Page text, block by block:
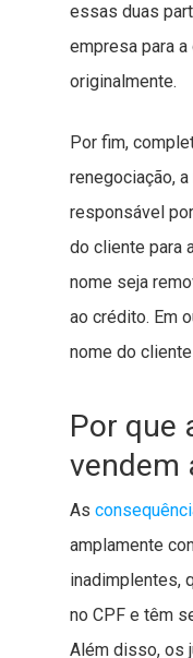
essas duas
empresa para
originalmente.
Por fim,
renegociação,
responsável
do cliente para
nome seja
ao crédito. Em
nome do
Por que
vendem
As
amplamente
inadimplentes,
no CPF e têm
Além disso, os